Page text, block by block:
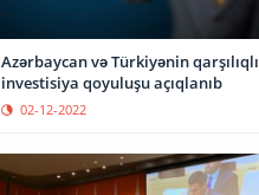
Azərbaycan və Türkiyənin qarşılıqlı
investisiya qoyuluşu açıqlanıb
02-12-2022